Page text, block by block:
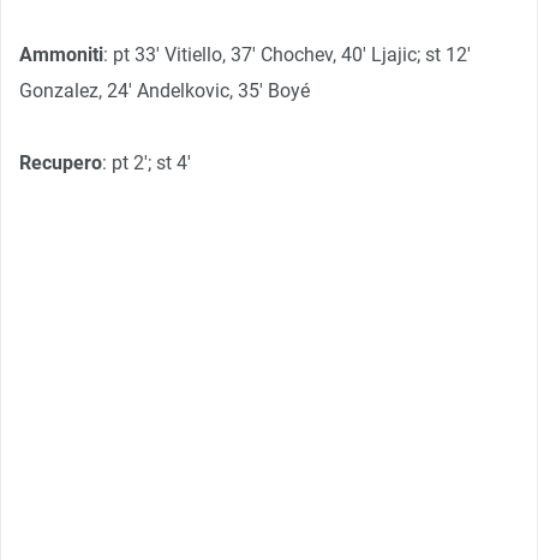
Ammoniti: pt 33′ Vitiello, 37′ Chochev, 40′ Ljajic; st 12′
Gonzalez, 24′ Andelkovic, 35′ Boyé
Recupero: pt 2′; st 4′